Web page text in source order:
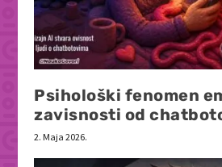
Psihološki fenomen
zavisnosti od
2. Maja 2026.